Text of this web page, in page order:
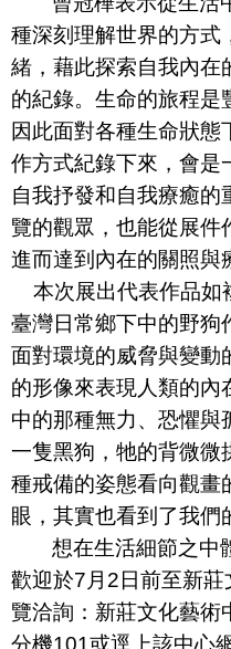
種深刻理解世界的方式
緒，藉此探索自我內在
的紀錄。生命的旅程是
因此面對各種生命狀態
作方式紀錄下來，會是
自我抒發和自我療癒的
覽的觀眾，也能從展件
進而達到內在的關照與
本次展出代表作品如
臺灣日常鄉下中的野狗
面對環境的威脅與變動
的形像來表現人類的內
中的那種無力、恐懼與
一隻黑狗，牠的背微微
種戒備的姿態看向觀畫
眼，其實也看到了我們
想在生活細節之中
歡迎於7 月 2日前至新
覽洽詢：新莊文化藝術
分機101或逕上該中心